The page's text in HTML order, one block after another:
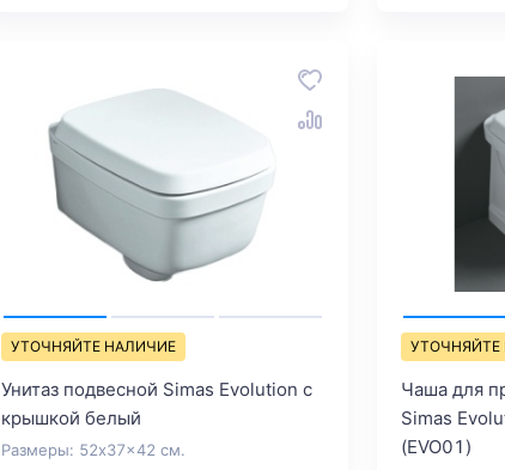
УТОЧНЯЙТЕ НАЛИЧИЕ
Унитаз подвесной Simas Evolution с
крышкой белый
Размеры: 52x37x42 см.
УТОЧНЯЙТЕ
Чаша для
Simas
(EVO01)